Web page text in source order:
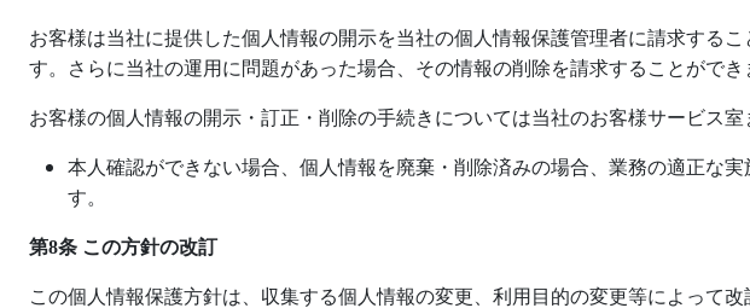
お客様は当社に提供した個人情報の開示を当社の個人情報保護管理者に請求する
す。さらに当社の運用に問題があった場合、その情報の削除を請求することができ
お客様の個人情報の開示・訂正・削除の手続きについては当社のお客様サービス室
本人確認ができない場合、個人情報を廃棄・削除済みの場合、業務の適正な
す。
第8条 この方針の改訂
この個人情報保護方針は、収集する個人情報の変更、利用目的の変更等によって